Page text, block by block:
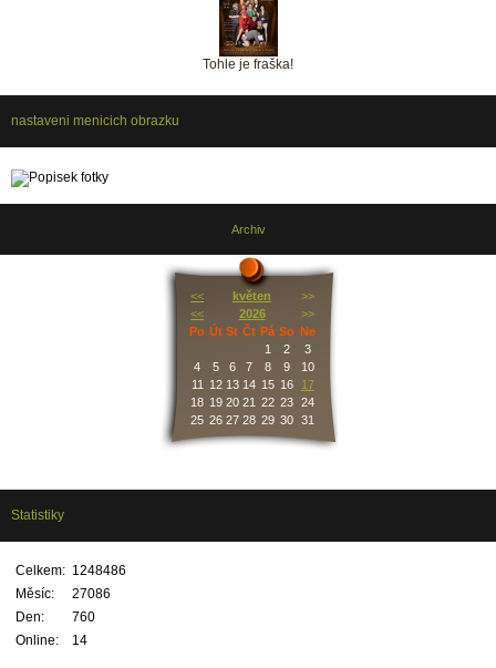
Tohle je fraška!
nastaveni menicich obrazku
Archiv
<< květen
>>
<<
2026
>>
Po Út St Čt Pá So Ne
1
2
3
4
5 6 7 8 9
10
11
12 13 14 15 16
17
18 19 20 21 22 23 24
25 26 27 28 29 30 31
Statistiky
Online: 14
Celkem: 1248486
Měsíc:
27086
Den:
760